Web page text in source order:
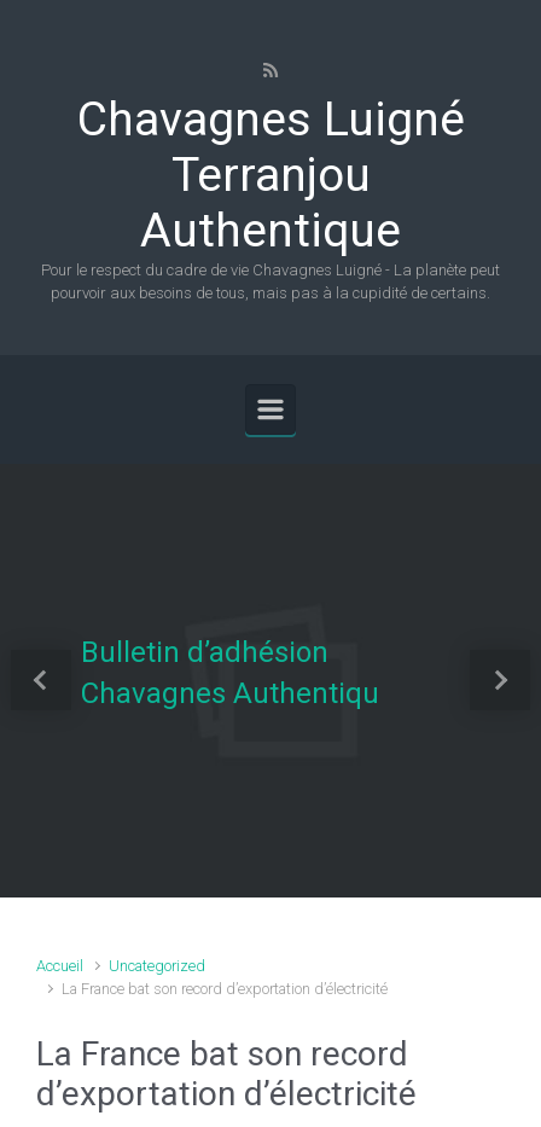
Chavagnes Luigné
Terranjou
Authentique
Pour le respect du cadre de vie Chavagnes Luigné - La planète peut
pourvoir aux besoins de tous, mais pas à la cupidité de certains.
Bulletin d’adhésion
Chavagnes Authentiqu
Previous Next
Accueil
Uncategorized
La France bat son record d’exportation d’électricité
La France bat son record
d’exportation d’électricité